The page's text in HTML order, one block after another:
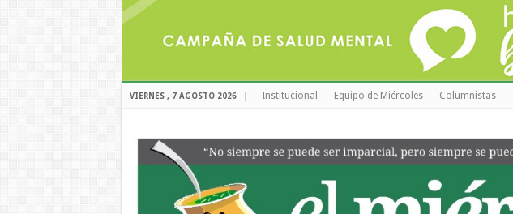
VIERNES , 7 AGOSTO 2026 Institucional Equipo de Miércoles Columnistas